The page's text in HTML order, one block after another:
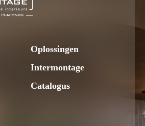
Oplossingen
Intermontage
Catalogus